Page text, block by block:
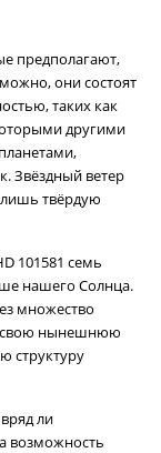
предполагают,
они состоят
таких как
другими
Звёздный ветер
лишь твёрдую
101581 семь
нашего Солнца.
множество
свою нынешнюю
структуру
ли
возможность